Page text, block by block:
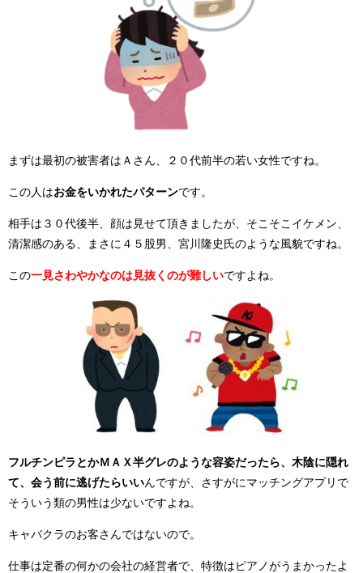
まずは最初の被害者はＡさん、２０代前半の若い女性ですね。
この人はお金をいかれたパターンです。
相手は３０代後半、顔は見せて頂きましたが、そこそこイケメン、
清潔感のある、まさに４５股男、宮川隆史氏のような風貌ですね。
この一見さわやかなのは見抜くのが難しいですよね。
フルチンピラとかＭＡＸ半グレのような容姿だったら、木陰に隠れ
て、会う前に逃げたらいいんですが、さすがにマッチングアプリで
そういう類の男性は少ないですよね。
キャバクラのお客さんではないので。
仕事は定番の何かの会社の経営者で、特徴はピアノがうまかったよ